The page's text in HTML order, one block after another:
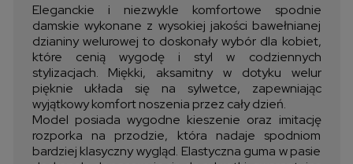
Eleganckie i niezwykle komfortowe spodnie
damskie wykonane z wysokiej jakości bawełnianej
dzianiny welurowej to doskonały wybór dla kobiet,
które cenią wygodę i styl w codziennych
stylizacjach. Miękki, aksamitny w dotyku welur
pięknie układa się na sylwetce, zapewniając
wyjątkowy komfort noszenia przez cały dzień.
Model posiada wygodne kieszenie oraz imitację
rozporka na przodzie, która nadaje spodniom
bardziej klasyczny wygląd. Elastyczna guma w pasie